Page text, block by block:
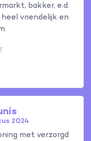
bakker, e.d.
vriendelijk en
2024
met verzorgd